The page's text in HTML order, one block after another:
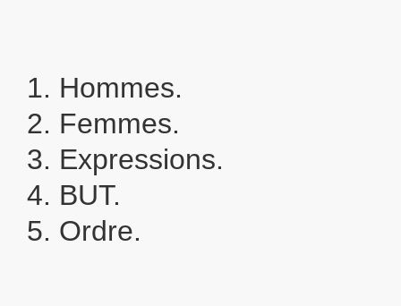
1. Hommes.
2. Femmes.
3. Expressions.
4. BUT.
5. Ordre.